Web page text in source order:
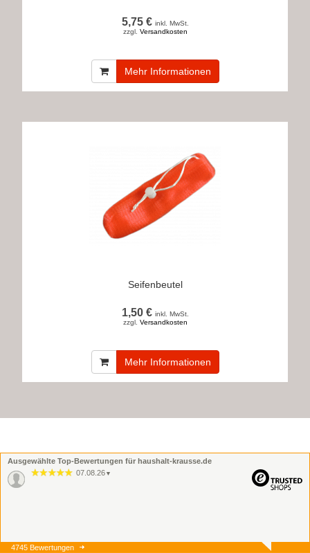
5,75 € inkl. MwSt.
zzgl. Versandkosten
Mehr Informationen
Seifenbeutel
1,50 € inkl. MwSt.
zzgl. Versandkosten
Mehr Informationen
Ausgewählte Top-Bewertungen für haushalt-krausse.de
07.08.26 ▼
07.08.26 ▼
4745 Bewertungen